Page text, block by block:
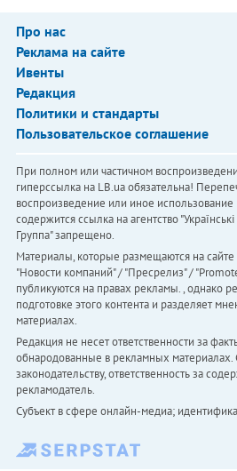
Про нас
Реклама на сайте
Ивенты
Редакция
Политики и стандарты
Пользовательское соглашение
При полном или частичном
гиперссылка на LB.ua обязательна!
воспроизведение или иное использование
содержится ссылка на агентство
Группа" запрещено.
Материалы, которые размещаются на
"Новости компаний" / "Пресрелиз" /
публикуются на правах рекламы. , однако
подготовке этого контента и разделяет
материалах.
Редакция не несет ответственности за
обнародованные в рекламных материалах.
законодательству, ответственность за
рекламодатель.
Субъект в сфере онлайн-медиа;